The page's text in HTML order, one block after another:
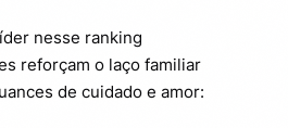
nesse ranking
reforçam o laço familiar
de cuidado e amor: